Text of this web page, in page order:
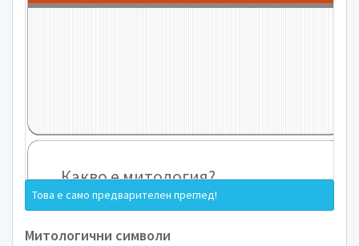
Символи в
Това е само предварителен преглед!
Митологични символи